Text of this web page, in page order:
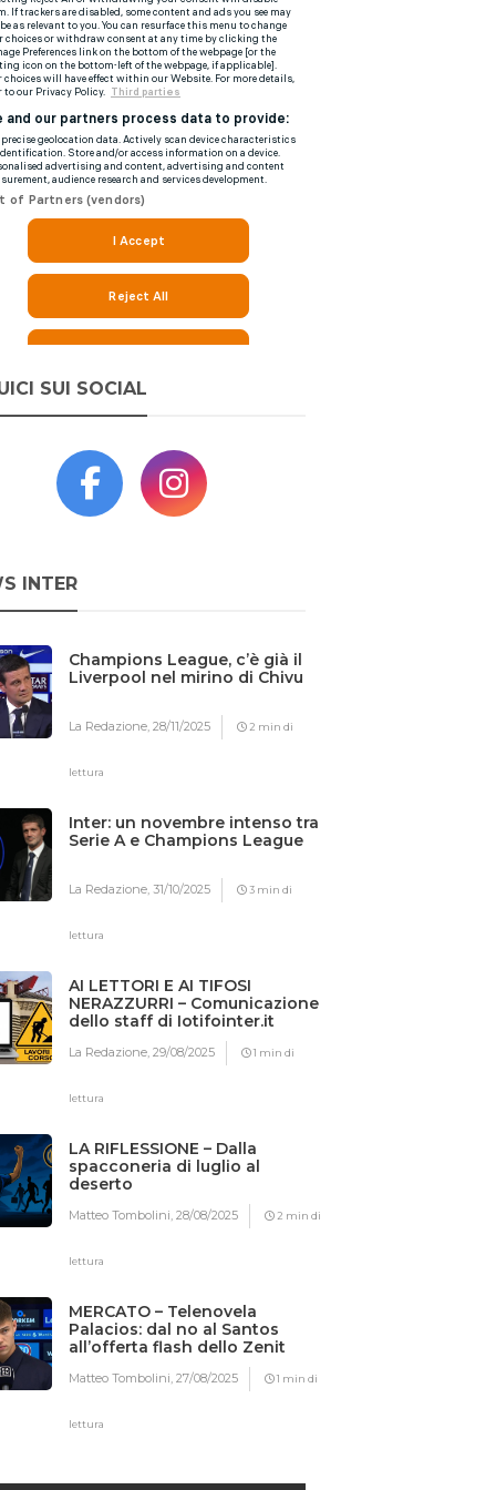
SUI SOCIAL
INTER
Champions League, c’è già il
Liverpool nel mirino di Chivu
La Redazione,28/11/2025 2 min di
lettura
Inter: un novembre intenso tra
Serie A e Champions League
La Redazione,31/10/2025 3 min di
lettura
AI LETTORI E AI TIFOSI
NERAZZURRI – Comunicazione
dello staff di Iotifointer.it
La Redazione,29/08/2025 1 min di
lettura
LA RIFLESSIONE – Dalla
spacconeria di luglio al
deserto
Matteo Tombolini,28/08/2025 2 min di
lettura
MERCATO – Telenovela
Palacios: dal no al Santos
all’offerta flash dello Zenit
Matteo Tombolini,27/08/2025 1 min di
lettura